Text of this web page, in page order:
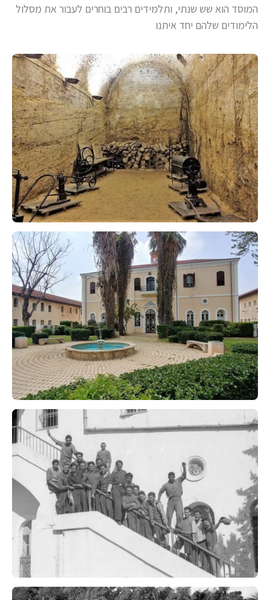
המוסד הוא שש שנתי, ותלמידים רבים בוחרים לעבור את מסלול
הלימודים שלהם יחד איתנו